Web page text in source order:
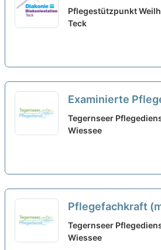
(70-80 %) - Hier
Pflegestützpunkt
Teck
Examinierte
(m/w/d) in Vollzeit
Pflegen,
Tegernseer
Wiessee
Pflegefachkraft
– Pflegen,
Tegernseer
Wiessee